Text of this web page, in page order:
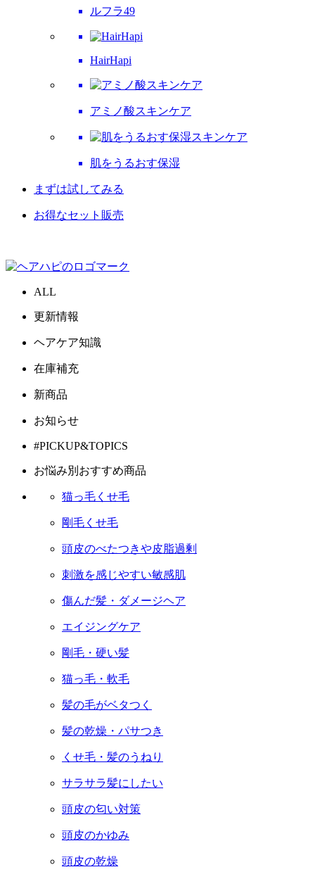
ルフラ49
HairHapi
アミノ酸スキンケア
肌をうるおす保湿
まずは試してみる
お得なセット販売
ALL
更新情報
ヘアケア知識
在庫補充
新商品
お知らせ
#PICKUP&TOPICS
お悩み別おすすめ商品
猫っ毛くせ毛
剛毛くせ毛
頭皮のべたつきや皮脂過剰
刺激を感じやすい敏感肌
傷んだ髪・ダメージヘア
エイジングケア
剛毛・硬い髪
猫っ毛・軟毛
髪の毛がベタつく
髪の乾燥・パサつき
くせ毛・髪のうねり
サラサラ髪にしたい
頭皮の匂い対策
頭皮のかゆみ
頭皮の乾燥